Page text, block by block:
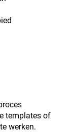
templates of
werken.